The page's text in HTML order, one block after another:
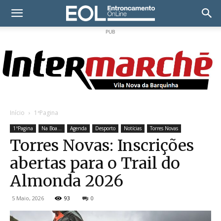
PUB
Início 1ªPagina
1ªPagina Na Boa... Agenda Desporto Notícias Torres Novas
Torres Novas: Inscrições
abertas para o Trail do
Almonda 2026
5 Maio, 2026 93 0